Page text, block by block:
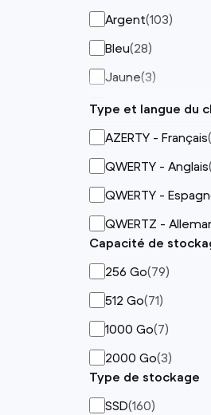
Argent(103)
Bleu(28)
Jaune(3)
Mauve(9)
Orange( 4 )
Rose(8)
Vert(4)
Type et langue du
AZERTY - Français(
QWERTY - Anglais
QWERTY -
QWERTZ -
Capacité de
256 Go(79)
512 Go(71)
1000 Go(7)
2000 Go(3)
Type de stockage
SSD(160)